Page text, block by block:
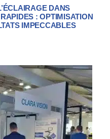
DANS
: OPTIMISATION
IMPECCABLES